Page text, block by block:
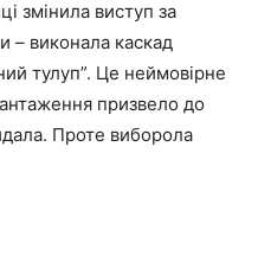
змінила виступ за
– виконала каскад
тулуп”. Це неймовірне
призвело до
Проте виборола